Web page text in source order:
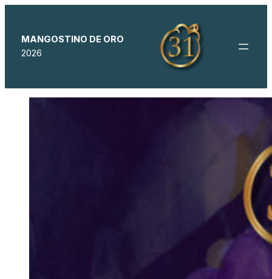
MANGOSTINO DE ORO
2026